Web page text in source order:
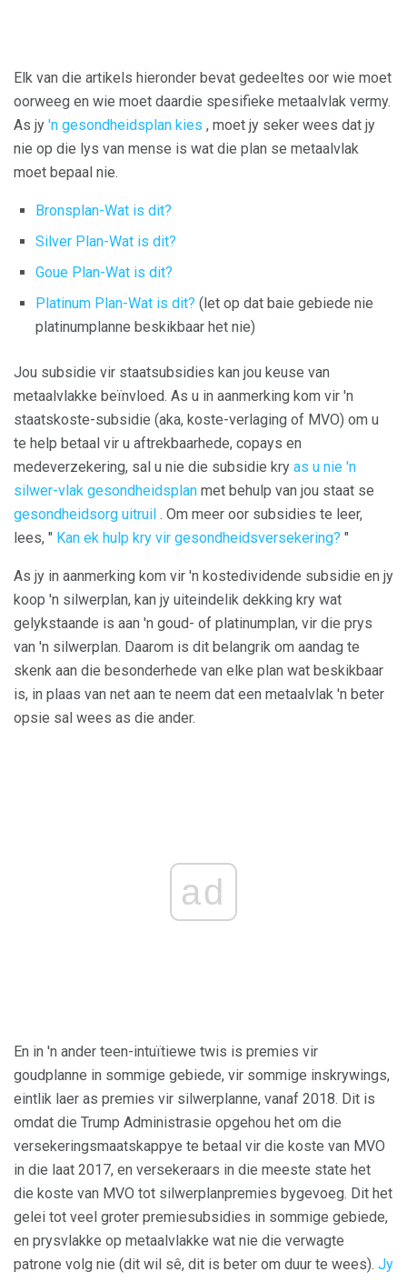
Elk van die artikels hieronder bevat gedeeltes oor wie moet
oorweeg en wie moet daardie spesifieke metaalvlak vermy.
As jy 'n gesondheidsplan kies , moet jy seker wees dat jy
nie op die lys van mense is wat die plan se metaalvlak
moet bepaal nie.
Bronsplan-Wat is dit?
Silver Plan-Wat is dit?
Goue Plan-Wat is dit?
Platinum Plan-Wat is dit? (let op dat baie gebiede nie
platinumplanne beskikbaar het nie)
Jou subsidie ​​vir staatsubsidies kan jou keuse van
metaalvlakke beïnvloed. As u in aanmerking kom vir 'n
staatskoste-subsidie ​​(aka, koste-verlaging of MVO) om u
te help betaal vir u aftrekbaarhede, copays en
medeverzekering, sal u nie die subsidie ​​kry as u nie 'n
silwer-vlak gesondheidsplan met behulp van jou staat se
gesondheidsorg uitruil . Om meer oor subsidies te leer,
lees, " Kan ek hulp kry vir gesondheidsversekering? "
As jy in aanmerking kom vir 'n kostedividende subsidie ​​en jy
koop 'n silwerplan, kan jy uiteindelik dekking kry wat
gelykstaande is aan 'n goud- of platinumplan, vir die prys
van 'n silwerplan. Daarom is dit belangrik om aandag te
skenk aan die besonderhede van elke plan wat beskikbaar
is, in plaas van net aan te neem dat een metaalvlak 'n beter
opsie sal wees as die ander.
ad
En in 'n ander teen-intuïtiewe twis is premies vir
goudplanne in sommige gebiede, vir sommige inskrywings,
eintlik laer as premies vir silwerplanne, vanaf 2018. Dit is
omdat die Trump Administrasie opgehou het om die
versekeringsmaatskappye te betaal vir die koste van MVO
in die laat 2017, en versekeraars in die meeste state het
die koste van MVO tot silwerplanpremies bygevoeg. Dit het
gelei tot veel groter premiesubsidies in sommige gebiede,
en prysvlakke op metaalvlakke wat nie die verwagte
patrone volg nie (dit wil sê, dit is beter om duur te wees). Jy